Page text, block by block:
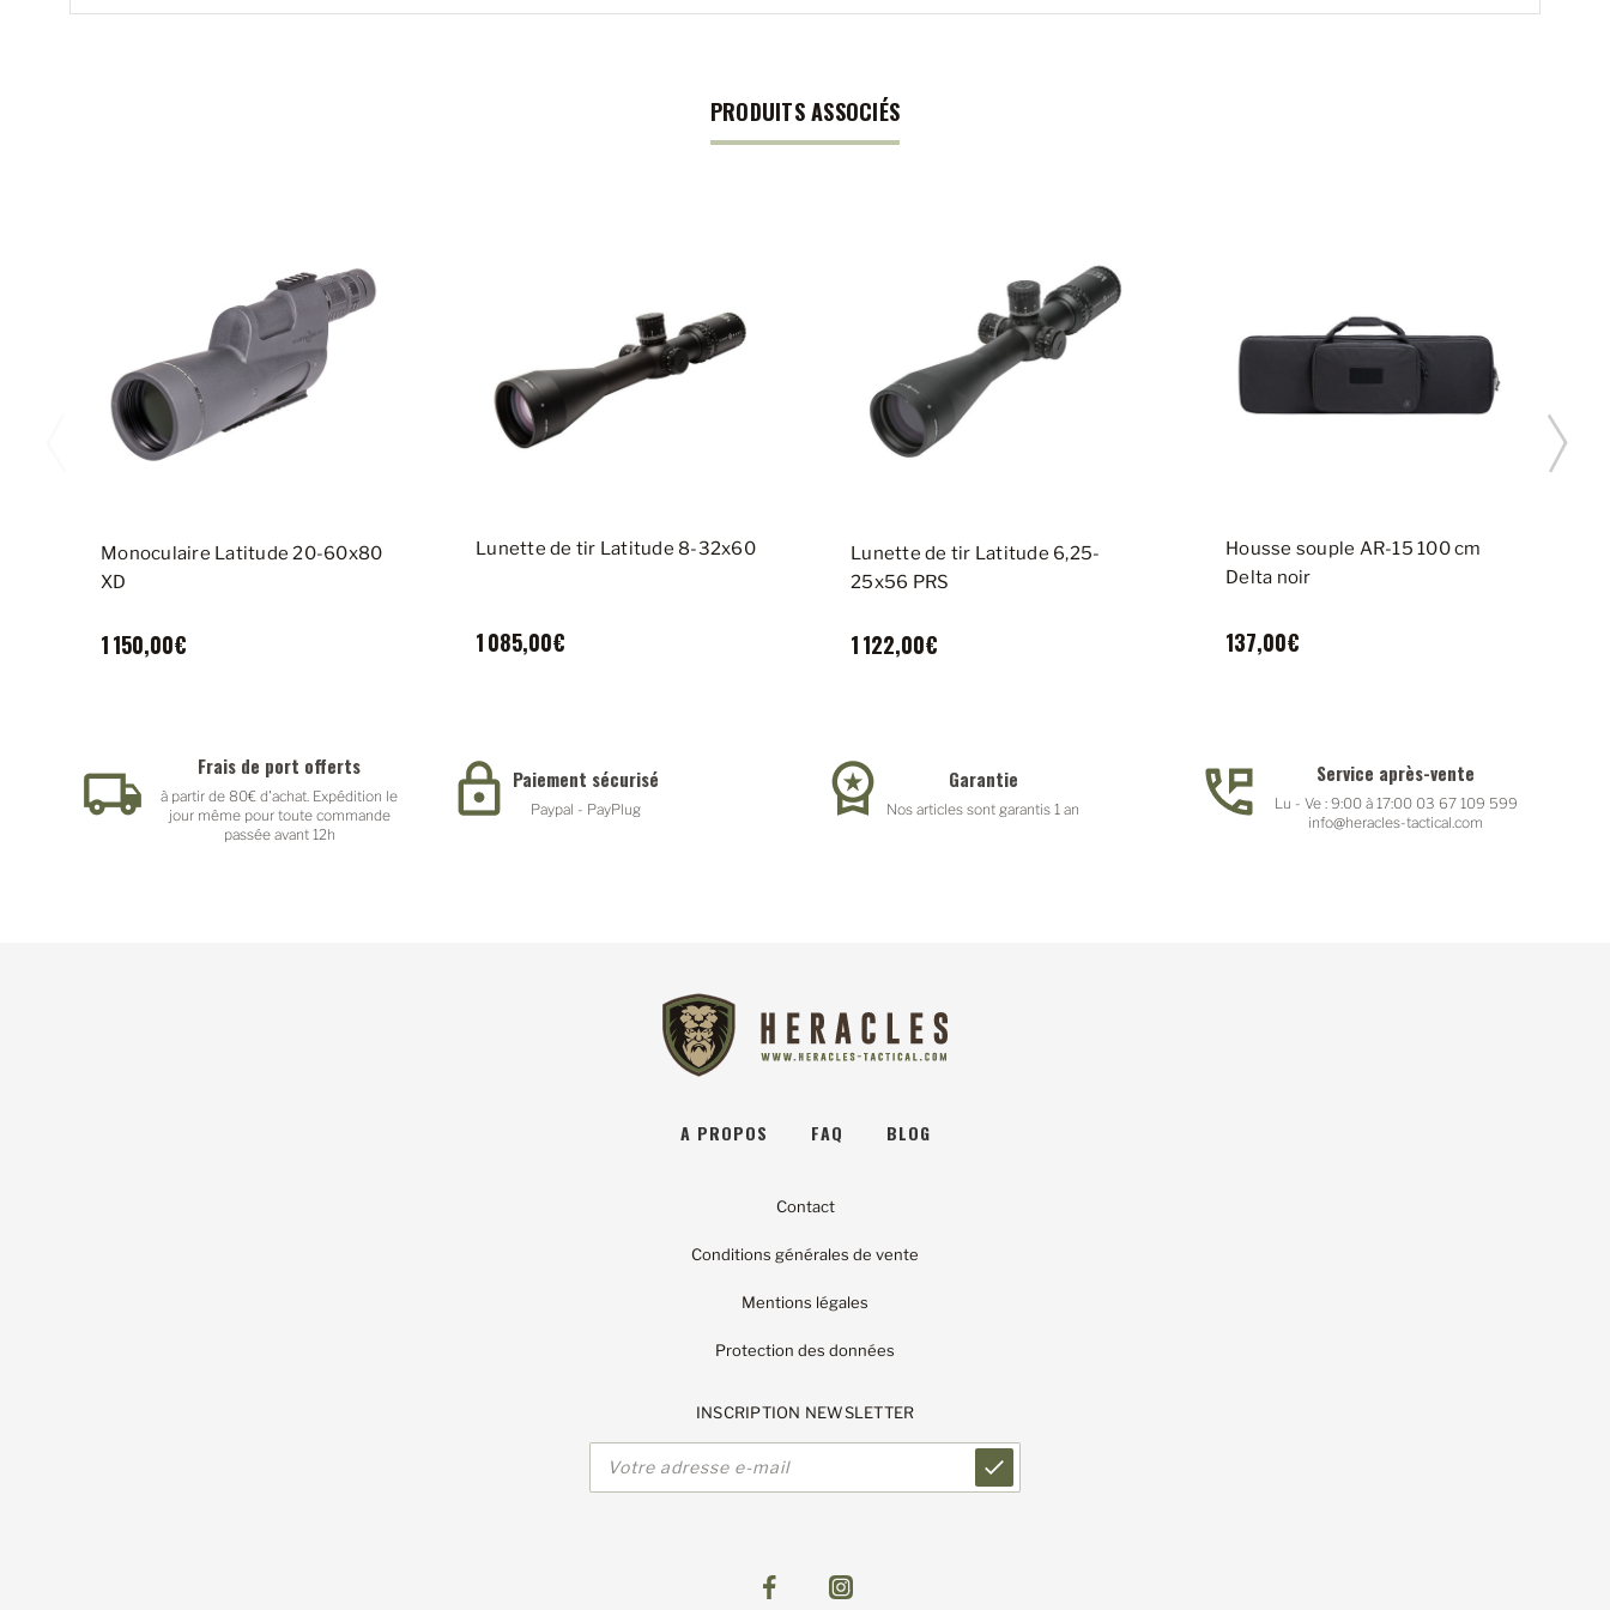
PRODUITS ASSOCIÉS
Monoculaire Latitude 20-60x80
XD
1 150,00€
Lunette de tir Latitude 8-32x60
1 085,00€
Lunette de tir Latitude 6,25-
25x56 PRS
1 122,00€
Housse souple AR-15 100 cm
Delta noir
137,00€
Frais de port offerts
à partir de 80€ d'achat. Expédition le
jour même pour toute commande
passée avant 12h
Paiement sécurisé
Paypal - PayPlug
Garantie
Nos articles sont garantis 1 an
Service après-vente
Lu - Ve : 9:00 à 17:00 03 67 109 599
info@heracles-tactical.com
A PROPOS FAQ BLOG
Contact
Conditions générales de vente
Mentions légales
Protection des données
INSCRIPTION NEWSLETTER
Adresse